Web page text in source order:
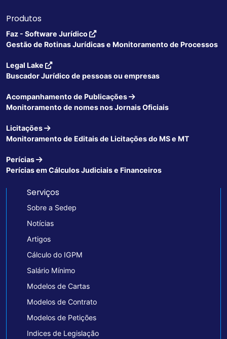
Produtos
Faz - Software Jurídico
Gestão de Rotinas Jurídicas e Monitoramento de Processos
Legal Lake
Buscador Jurídico de pessoas ou empresas
Acompanhamento de Publicações
Monitoramento de nomes nos Jornais Oficiais
Licitações
Monitoramento de Editais de Licitações do MS e MT
Perícias
Perícias em Cálculos Judiciais e Financeiros
Serviços
Sobre a Sedep
Notícias
Artigos
Cálculo do IGPM
Salário Mínimo
Modelos de Cartas
Modelos de Contrato
Modelos de Petições
Indices de Legislação